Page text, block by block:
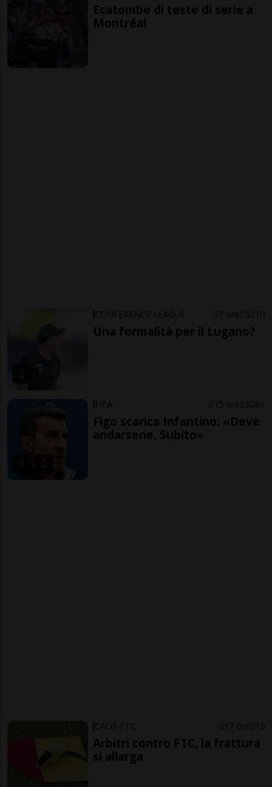
Ecatombe di teste di serie a
Montréal
CONFERENCE LEAGUE 7 ore 3 10
Una formalità per il Lugano?
FIFA 15 ore 3 81
Figo scarica Infantino: «Deve
andarsene. Subito»
CAOS FTC 17 ore 15
Arbitri contro FTC, la frattura
si allarga